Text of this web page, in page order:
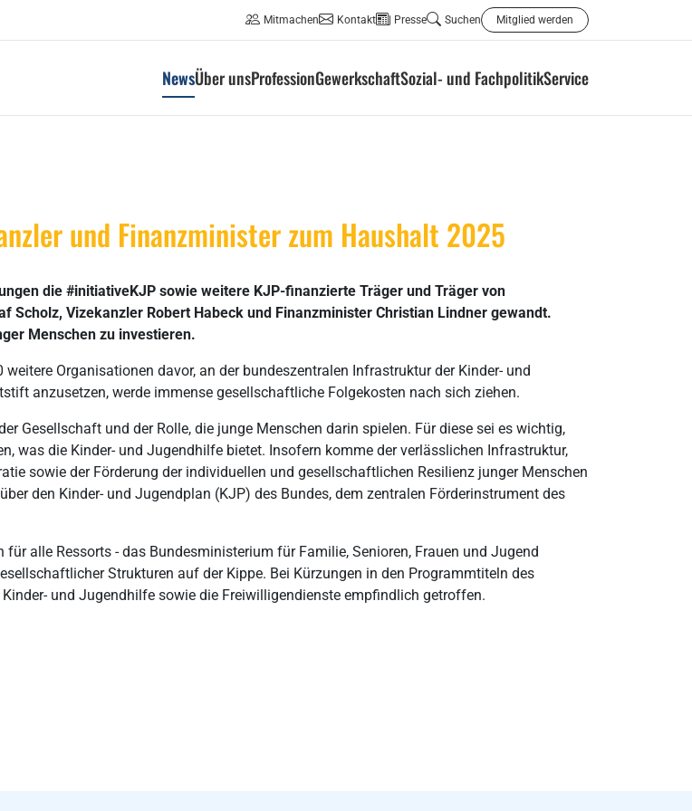
Mitmachen Kontakt Presse Suchen Mitglied werden
NewsÜber unsProfessionGewerkschaftSozial- und FachpolitikService
und Finanzminister zum Haushalt 2025
die #initiativeKJP sowie weitere KJP-finanzierte Träger und Träger von
Vizekanzler Robert Habeck und Finanzminister Christian Lindner gewandt.
Menschen zu investieren.
Organisationen davor, an der bundeszentralen Infrastruktur der Kinder- und
anzusetzen, werde immense gesellschaftliche Folgekosten nach sich ziehen.
Gesellschaft und der Rolle, die junge Menschen darin spielen. Für diese sei es wichtig,
was die Kinder- und Jugendhilfe bietet. Insofern komme der verlässlichen Infrastruktur,
sowie der Förderung der individuellen und gesellschaftlichen Resilienz junger Menschen
den Kinder- und Jugendplan (KJP) des Bundes, dem zentralen Förderinstrument des
alle Ressorts - das Bundesministerium für Familie, Senioren, Frauen und Jugend
Strukturen auf der Kippe. Bei Kürzungen in den Programmtiteln des
und Jugendhilfe sowie die Freiwilligendienste empfindlich getroffen.